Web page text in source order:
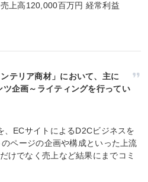
上高120,000百万円 経常利益
テリア商材」において、主に
企画～ライティングを行ってい
ECサイトによるD2Cビジネスを
ページの企画や構成といった上流
けでなく売上など結果にまでコミ